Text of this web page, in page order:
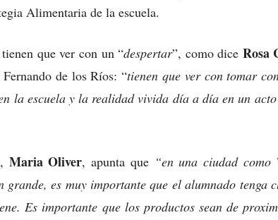
Alimentaria de la escuela.
que ver con un “despertar”, como dice Rosa
de los Ríos: “tienen que ver con tomar
la escuela y la realidad vivida día a día en un
Maria Oliver, apunta que “en una ciudad como
es muy importante que el alumnado tenga
Es importante que los productos sean de